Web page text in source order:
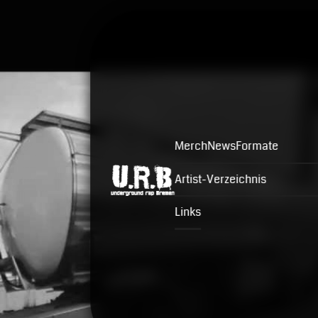
MerchNewsFormate
Artist-Verzeichnis
Links